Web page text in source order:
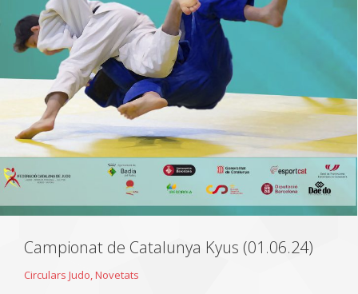
Campionat de Catalunya Kyus (01.06.24)
Circulars Judo,Novetats